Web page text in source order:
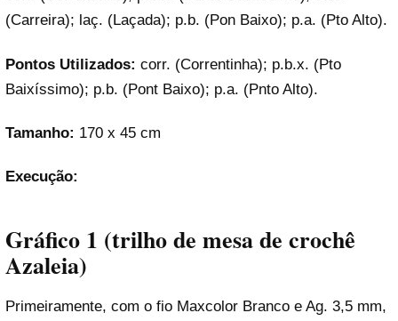
(Carreira); laç. (Laçada); p.b. (Pon Baixo); p.a. (Pto Alto).
Pontos Utilizados: corr. (Correntinha); p.b.x. (Pto
Baixíssimo); p.b. (Pont Baixo); p.a. (Pnto Alto).
Tamanho: 170 x 45 cm
Execução:
Gráfico 1 (trilho de mesa de crochê
Azaleia)
Primeiramente, com o fio Maxcolor Branco e Ag. 3,5 mm,